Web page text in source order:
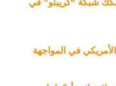
في المواجهة